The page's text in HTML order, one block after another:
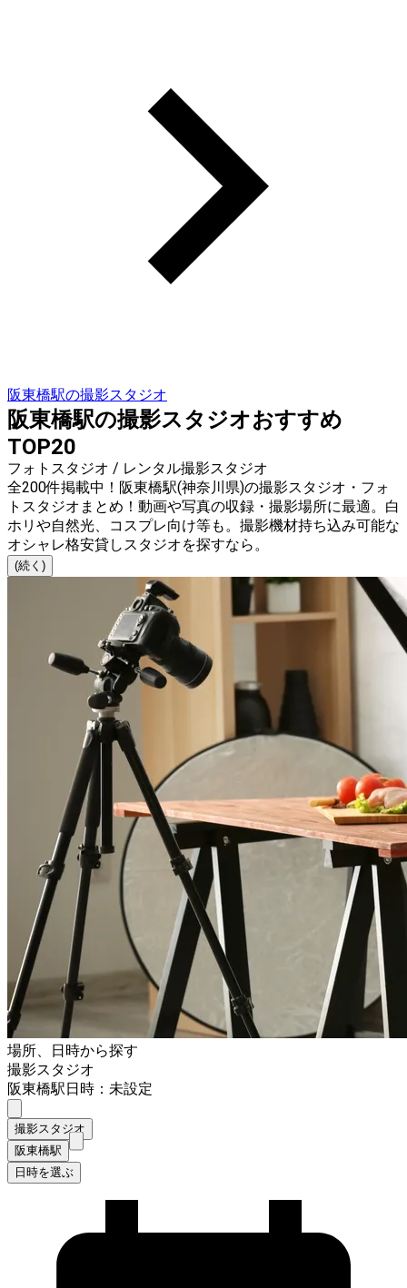
阪東橋駅の撮影スタジオ
阪東橋駅の撮影スタジオおすすめ
TOP20
フォトスタジオ / レンタル撮影スタジオ
全200件掲載中！阪東橋駅(神奈川県)の撮影スタジオ・フォ
トスタジオまとめ！動画や写真の収録・撮影場所に最適。白
ホリや自然光、コスプレ向け等も。撮影機材持ち込み可能な
オシャレ格安貸しスタジオを探すなら。
(続く)
場所、日時から探す
撮影スタジオ
阪東橋駅日時：未設定
撮影スタジオ
阪東橋駅
日時を選ぶ